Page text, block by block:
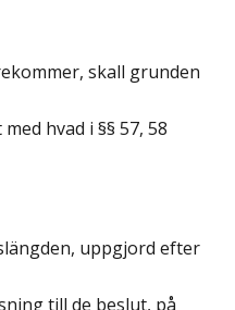
skall grunden
hvad i §§ 57, 58
uppgjord efter
till de beslut, på